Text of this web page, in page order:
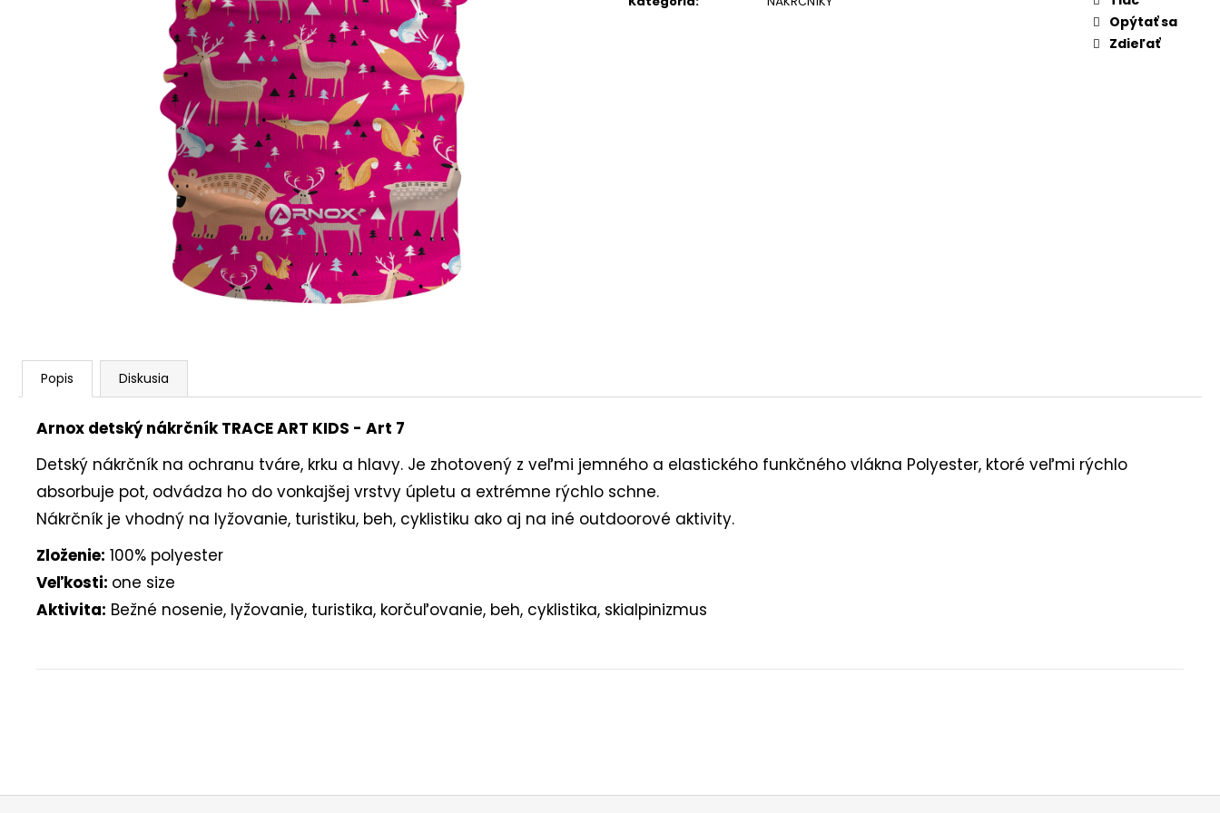
Opýtať sa
Zdieľať
Popis Diskusia
Arnox detský nákrčník TRACE ART KIDS - Art 7
Detský nákrčník na ochranu tváre, krku a hlavy. Je zhotovený z veľmi jemného a elastického funkčného vlákna Polyester, ktoré veľmi rýchlo
absorbuje pot, odvádza ho do vonkajšej vrstvy úpletu a extrémne rýchlo schne.
Nákrčník je vhodný na lyžovanie, turistiku, beh, cyklistiku ako aj na iné outdoorové aktivity.
Zloženie: 100% polyester
Veľkosti: one size
Aktivita: Bežné nosenie, lyžovanie, turistika, korčuľovanie, beh, cyklistika, skialpinizmus
Z